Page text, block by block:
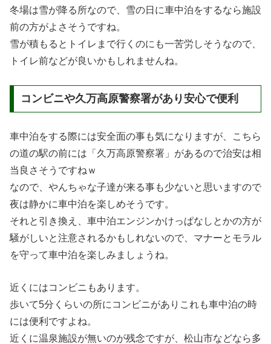
冬場は雪が降る所なので、雪の日に車中泊をするなら施設
前の方がよさそうですね。
雪が積もるとトイレまで行くのにも一苦労しそうなので、
トイレ前などが良いかもしれませんね。
コンビニや久万高原警察署があり安心で便利
車中泊をする際には安全面の事も気になりますが、こちら
の道の駅の前には「久万高原警察署」があるので治安は相
当良さそうですねｗ
なので、やんちゃな子達が来る事も少ないと思いますので
夜は静かに車中泊を楽しめそうです。
それと引き換え、車中泊エンジンかけっぱなしとかの方が
騒がしいと注意されるかもしれないので、マナーとモラル
を守って車中泊を楽しみましょうね。
近くにはコンビニもあります。
歩いて5分くらいの所にコンビニがありこれも車中泊の時
には便利ですよね。
近くに温泉施設が無いのが残念ですが、松山市などなら多